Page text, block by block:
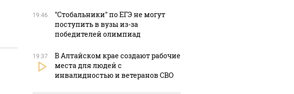
19:46
"Стобальники" по ЕГЭ не могут
поступить в вузы из-за
победителей олимпиад
19:37
В Алтайском крае создают рабочие
места для людей с
инвалидностью и ветеранов СВО